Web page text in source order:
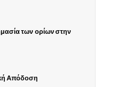
των ορίων στην
Απόδοση